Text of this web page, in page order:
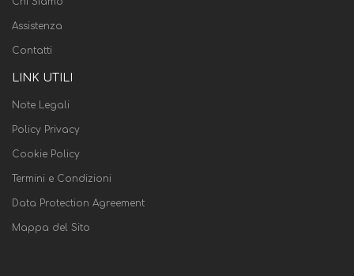
Assistenza
Contatti
LINK UTILI
Note Legali
Policy Privacy
Cookie Policy
Termini e Condizioni
Data Protection Agreement
Mappa del Sito